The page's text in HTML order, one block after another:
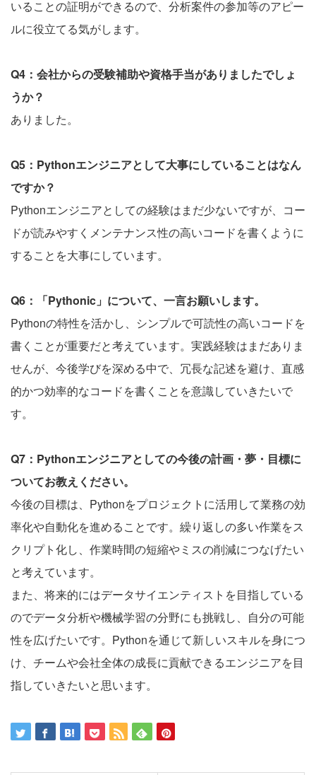
いることの証明ができるので、分析案件の参加等のアピー
ルに役立てる気がします。
Q4：会社からの受験補助や資格手当がありましたでしょ
うか？
ありました。
Q5：Pythonエンジニアとして大事にしていることはなん
ですか？
Pythonエンジニアとしての経験はまだ少ないですが、コー
ドが読みやすくメンテナンス性の高いコードを書くように
することを大事にしています。
Q6：「Pythonic」について、一言お願いします。
Pythonの特性を活かし、シンプルで可読性の高いコードを
書くことが重要だと考えています。実践経験はまだありま
せんが、今後学びを深める中で、冗長な記述を避け、直感
的かつ効率的なコードを書くことを意識していきたいで
す。
Q7：Pythonエンジニアとしての今後の計画・夢・目標に
ついてお教えください。
今後の目標は、Pythonをプロジェクトに活用して業務の効
率化や自動化を進めることです。繰り返しの多い作業をス
クリプト化し、作業時間の短縮やミスの削減につなげたい
と考えています。
また、将来的にはデータサイエンティストを目指している
のでデータ分析や機械学習の分野にも挑戦し、自分の可能
性を広げたいです。Pythonを通じて新しいスキルを身につ
け、チームや会社全体の成長に貢献できるエンジニアを目
指していきたいと思います。